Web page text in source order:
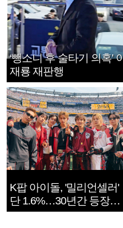
‘뺑소니 후 술타기 의혹’
재룡 재판행
K팝 아이돌, '밀리언셀러'
단 1.6%…30년간 등장
1182개팀 전수조사